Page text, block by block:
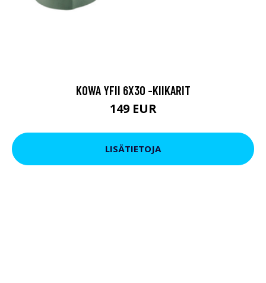
KOWA YFII 6X30 -KIIKARIT
149 EUR
LISÄTIETOJA